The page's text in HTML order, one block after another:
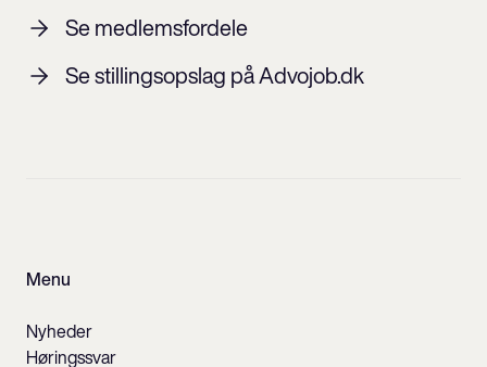
Se medlemsfordele
Se stillingsopslag på Advojob.dk
Menu
Nyheder
Høringssvar